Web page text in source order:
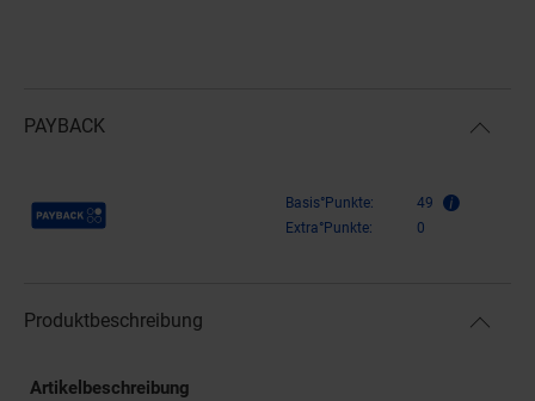
PAYBACK
Payback Punkte Basis°Punkte:
49
Extra°Punkte:
0
Produktbeschreibung
Artikelbeschreibung